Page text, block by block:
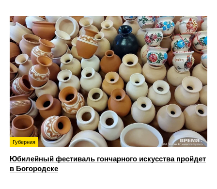
Губерния
Юбилейный фестиваль гончарного искусства пройдет
в Богородске